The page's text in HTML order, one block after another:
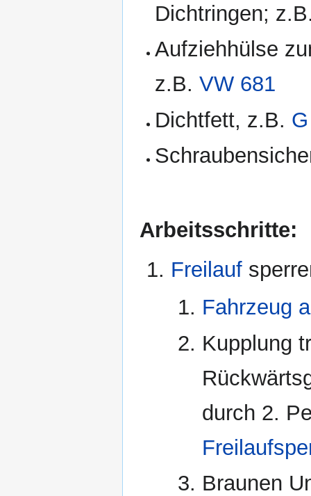
Dichtringen;
Aufziehhülse
z.B.VW 681
Dichtfett, z.B.
Arbeitsschritte:
Freilauf
Fahrzeug
Kupplung
durch 2.
Braunen